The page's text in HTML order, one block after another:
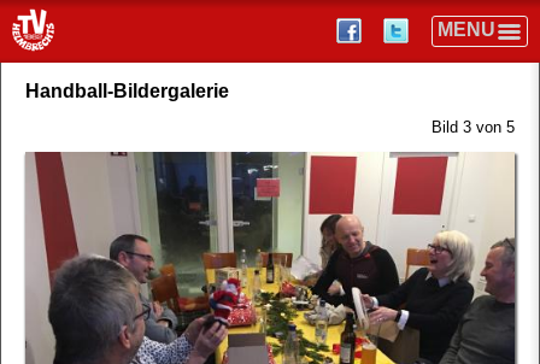
Handball-Bildergalerie
Bild 3 von 5